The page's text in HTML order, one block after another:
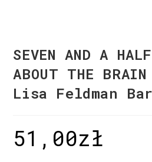
SEVEN AND A
ABOUT THE BRAIN
Lisa Feldman
51,00zł